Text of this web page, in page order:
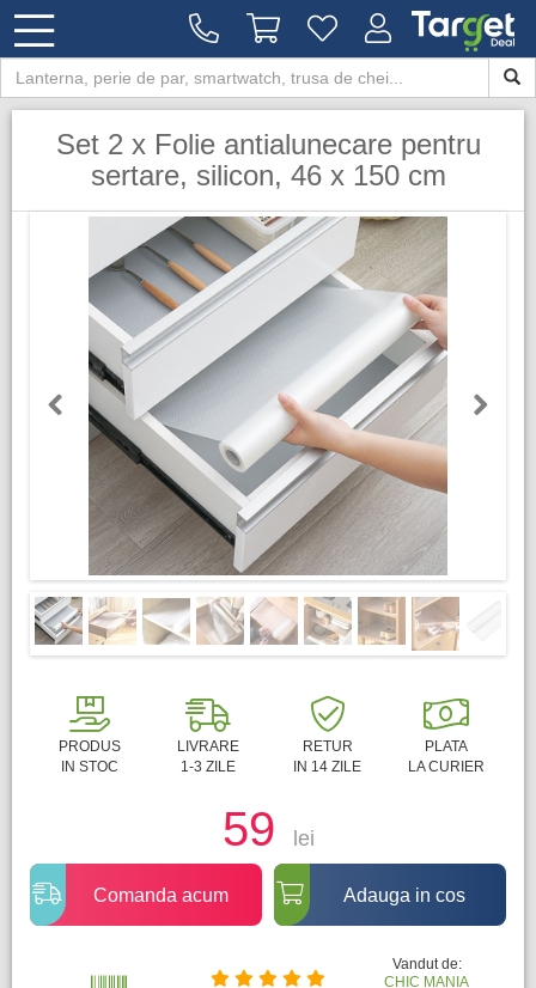
Set 2 x Folie antialunecare pentru
sertare, silicon, 46 x 150 cm
Previous
PRODUS
IN STOC
LIVRARE
1-3 ZILE
RETUR
IN 14 ZILE
PLATA
LA CURIER
59 lei
Comanda acum Adauga in cos
Vandut de:
CHIC MANIA